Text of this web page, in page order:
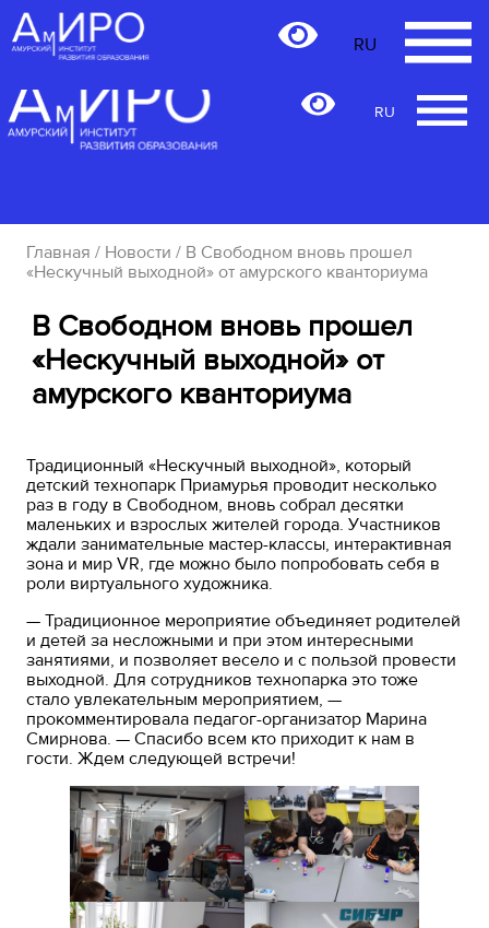
RU
RU
Главная / Новости / В Свободном вновь прошел
«Нескучный выходной» от амурского кванториума
В Свободном вновь прошел
«Нескучный выходной» от
амурского кванториума
Традиционный «Нескучный выходной», который
детский технопарк Приамурья проводит несколько
раз в году в Свободном, вновь собрал десятки
маленьких и взрослых жителей города. Участников
ждали занимательные мастер-классы, интерактивная
зона и мир VR, где можно было попробовать себя в
роли виртуального художника.
— Традиционное мероприятие объединяет родителей
и детей за несложными и при этом интересными
занятиями, и позволяет весело и с пользой провести
выходной. Для сотрудников технопарка это тоже
стало увлекательным мероприятием, —
прокомментировала педагог-организатор Марина
Смирнова. — Спасибо всем кто приходит к нам в
гости. Ждем следующей встречи!